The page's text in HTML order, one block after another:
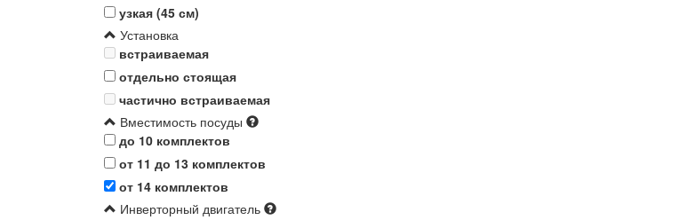
узкая (45 см)
Установка
встраиваемая
отдельно стоящая
частично встраиваемая
Вместимость посуды
до 10 комплектов
от 11 до 13 комплектов
от 14 комплектов
Инверторный двигатель